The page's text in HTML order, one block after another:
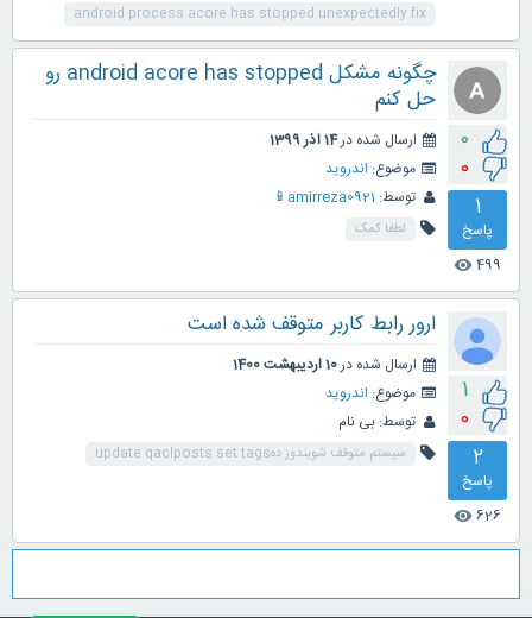
android process acore has stopped unexpectedly fix
0
0
1
پاسخ
499
visibility
چگونه مشکل android acore has stopped رو
حل کنم
ارسال شده در14 آذر 1399
موضوع: اندروید
توسط: amirreza0921📱
لطفا کمک
1
0
2
پاسخ
626
visibility
ارور رابط کاربر متوقف شده است
ارسال شده در10 اردیبهشت 1400
موضوع: اندروید
توسط: بی نام
سیستم متوقف شویندوز دهupdate qaclposts set tags